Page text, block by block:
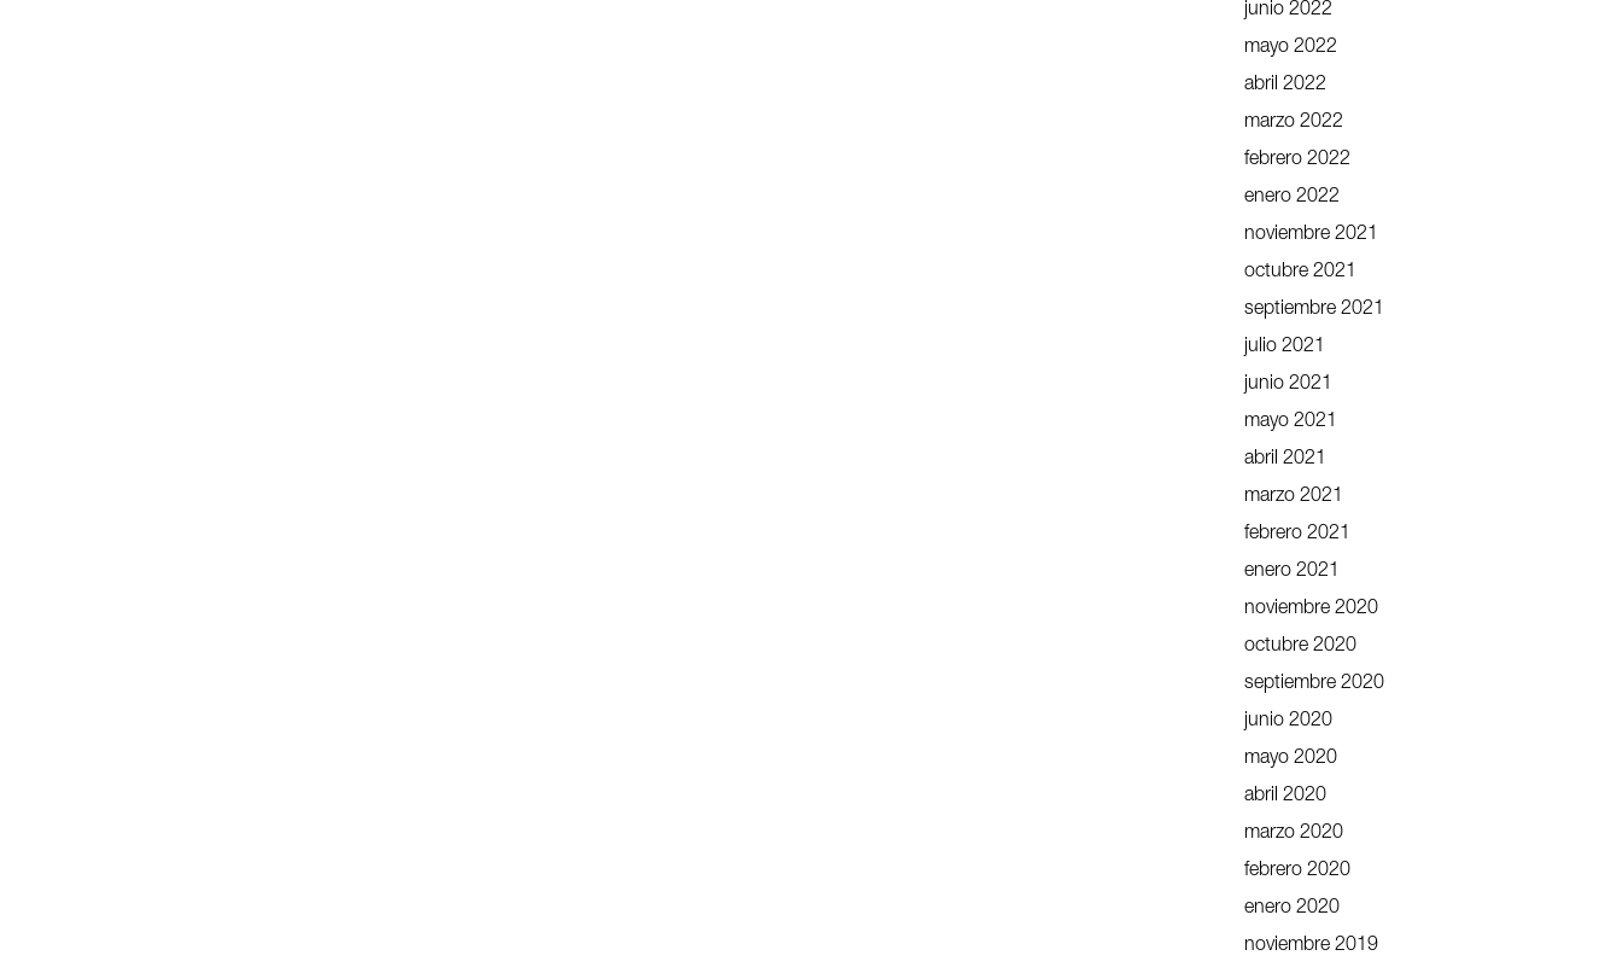
junio 2022
mayo 2022
abril 2022
marzo 2022
febrero 2022
enero 2022
noviembre 2021
octubre 2021
septiembre 2021
julio 2021
junio 2021
mayo 2021
abril 2021
marzo 2021
febrero 2021
enero 2021
noviembre 2020
octubre 2020
septiembre 2020
junio 2020
mayo 2020
abril 2020
marzo 2020
febrero 2020
enero 2020
noviembre 2019